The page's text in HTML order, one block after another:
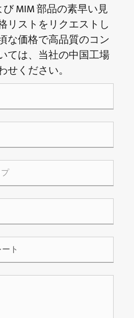
MIM 部品の素早い見
リストをリクエストし
な価格で高品質のコン
ては、当社の中国工場
ください。